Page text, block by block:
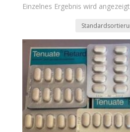
Einzelnes Ergebnis wird angezeigt